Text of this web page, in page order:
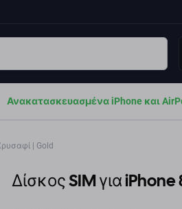
Ανακατασκευασμένα iPhone και
| Gold
Δίσκος SIM για